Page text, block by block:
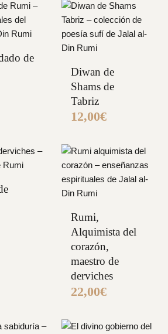
de
Diwan de
Shams de
Tabriz
12,00€
Rumi,
Alquimista del
corazón,
maestro de
derviches
22,00€